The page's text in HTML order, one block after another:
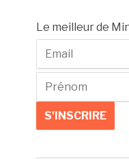
Le meilleur de